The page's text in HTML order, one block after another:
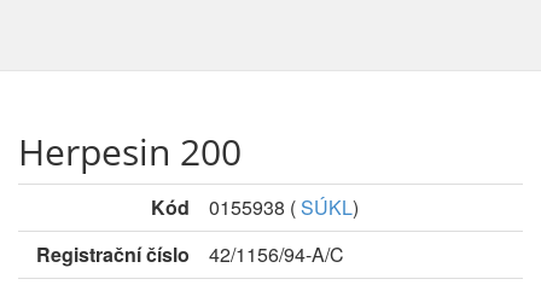
Herpesin 200
Kód 0155938 (SÚKL)
Registrační číslo
42/1156/94-A/C